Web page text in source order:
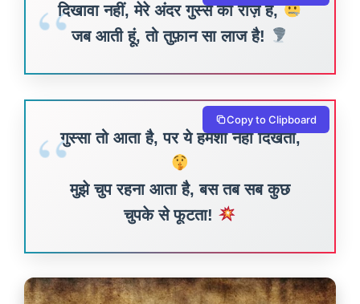
दिखावा नहीं, मेरे अंदर गुस्से का राज़ है,
जब आती हूं, तो तुफ़ान सा लाज है!
गुस्सा तो आता है, पर ये हमेशा नहीं दिखता,
मुझे चुप रहना आता है, बस तब सब कुछ
चुपके से फूटता!
Copy to Clipboard